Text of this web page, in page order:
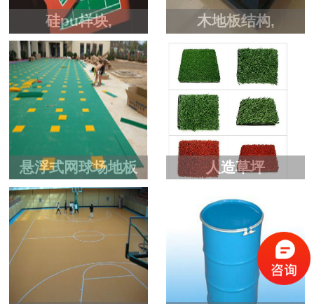
硅pu样块, 木地板结构,
悬浮式网球场地板 人造草坪